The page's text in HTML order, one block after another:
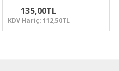
135,00TL
KDV Hariç: 112,50TL